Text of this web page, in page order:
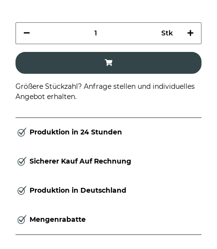
Stk
Größere Stückzahl? Anfrage stellen und individuelles
Angebot erhalten.
Produktion in 24 Stunden
Sicherer Kauf Auf Rechnung
Produktion in Deutschland
Mengenrabatte